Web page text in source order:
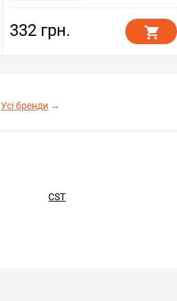
332 грн.
Усі бренди →
CST